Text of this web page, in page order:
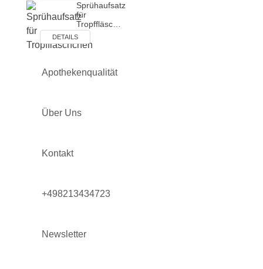
Sprühaufsatz
für
Tropffläsc…
DETAILS
Apothekenqualität
Über Uns
Kontakt
+498213434723
Newsletter